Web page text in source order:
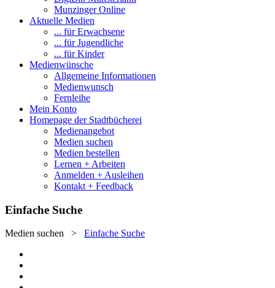
Munzinger Online
Aktuelle Medien
... für Erwachsene
... für Jugendliche
... für Kinder
Medienwünsche
Allgemeine Informationen
Medienwunsch
Fernleihe
Mein Konto
Homepage der Stadtbücherei
Medienangebot
Medien suchen
Medien bestellen
Lernen + Arbeiten
Anmelden + Ausleihen
Kontakt + Feedback
Einfache Suche
Medien suchen > Einfache Suche